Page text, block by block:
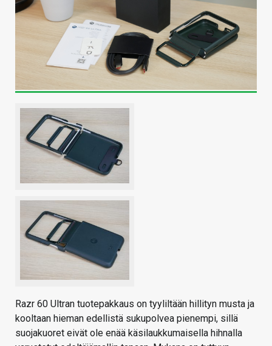
Razr 60 Ultran tuotepakkaus on tyyliltään hillityn musta ja
kooltaan hieman edellistä sukupolvea pienempi, sillä
suojakuoret eivät ole enää käsilaukkumaisella hihnalla